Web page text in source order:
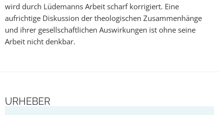
wird durch Lüdemanns Arbeit scharf korrigiert. Eine
aufrichtige Diskussion der theologischen Zusammenhänge
und ihrer gesellschaftlichen Auswirkungen ist ohne seine
Arbeit nicht denkbar.
URHEBER